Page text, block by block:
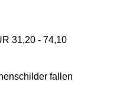
31,20 - 74,10
fallen